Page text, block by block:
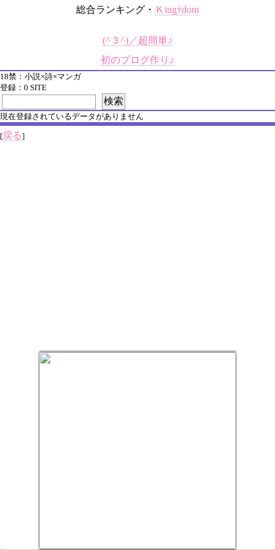
総合ランキング・ Ｋing†dom
(^３^)／超簡単♪
初のブログ作り♪
18禁：小説×詩×マンガ
登録：0 SITE
現在登録されているデータがありません
[戻る]